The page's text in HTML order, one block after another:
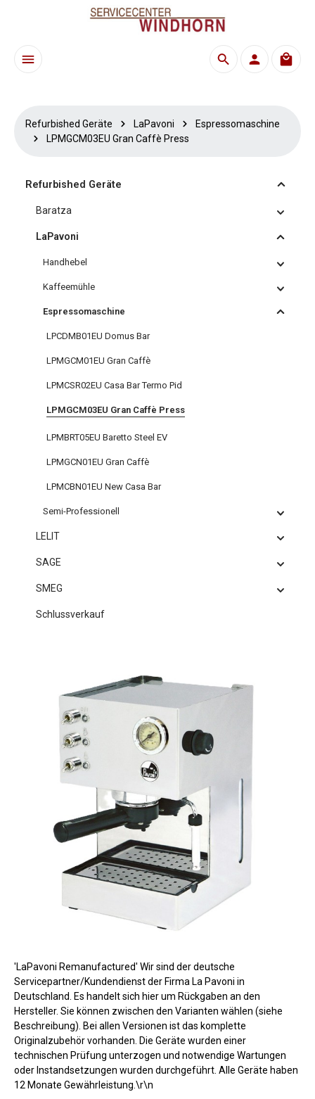
Zum Hauptinhalt springen
Refurbished Geräte LaPavoni
Espressomaschine
LPMGCM03EU Gran Caffè Press
Refurbished Geräte
Baratza
LaPavoni
Handhebel
Kaffeemühle
Espressomaschine
LPCDMB01EU Domus Bar
LPMGCM01EU Gran Caffè
LPMCSR02EU Casa Bar Termo Pid
LPMGCM03EU Gran Caffè Press
LPMBRT05EU Baretto Steel EV
LPMGCN01EU Gran Caffè
LPMCBN01EU New Casa Bar
Semi-Professionell
LELIT
SAGE
SMEG
Schlussverkauf
'LaPavoni Remanufactured' Wir sind der deutsche
Servicepartner/Kundendienst der Firma La Pavoni in
Deutschland. Es handelt sich hier um Rückgaben an den
Hersteller. Sie können zwischen den Varianten wählen (siehe
Beschreibung). Bei allen Versionen ist das komplette
Originalzubehör vorhanden. Die Geräte wurden einer
technischen Prüfung unterzogen und notwendige Wartungen
oder Instandsetzungen wurden durchgeführt. Alle Geräte haben
12 Monate Gewährleistung.\r\n